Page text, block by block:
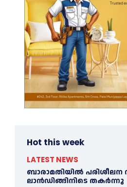
Hot this week
LATEST NEWS
ബാരാമതിയില്‍ പരിശീലന
ലാന്‍ഡിങ്ങിനിടെ തകര്‍ന്നു